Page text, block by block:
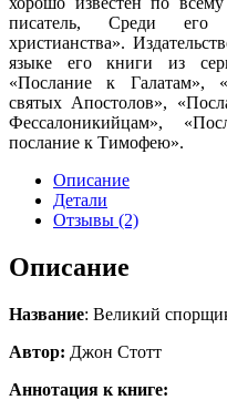
писатель, Среди его
христианства».
языке его книги из
«Послание к Галатам»,
святых Апос­толов»,
Фессалоникийцам»,
послание к Тимофею».
Описание
Детали
Отзывы (2)
Описание
Название: Великий
Автор: Джон Стотт
Аннотация к книге: